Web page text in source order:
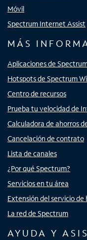
Móvil
Spectrum Internet Assist
MÁS
Aplicaciones de
Hotspots de Spectrum
Centro de recursos
Prueba tu velocidad de
Calculadora de ahorros
Cancelación de contrato
Lista de canales
¿Por qué Spectrum?
Servicios en tu área
Extensión del servicio de
La red de Spectrum
AYUDA Y